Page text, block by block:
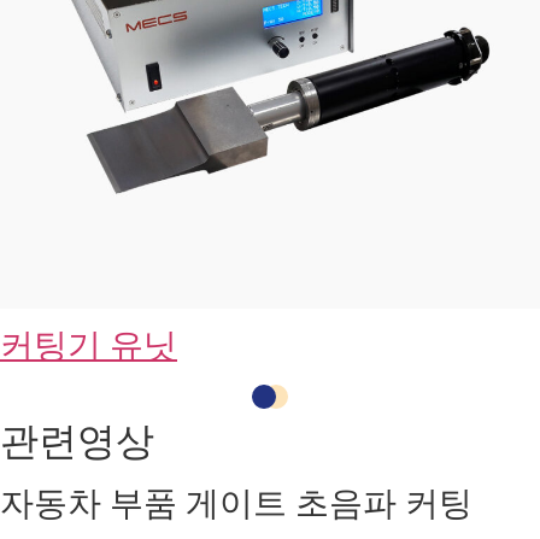
커팅기 유닛
관련영상
자동차 부품 게이트 초음파 커팅